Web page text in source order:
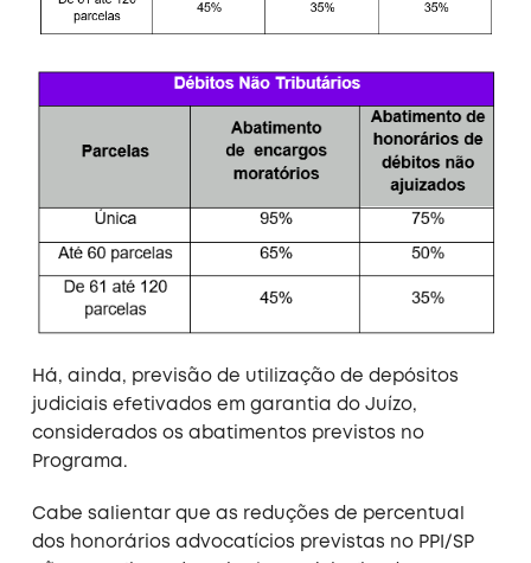
Há, ainda, previsão de utilização de depósitos
judiciais efetivados em garantia do Juízo,
considerados os abatimentos previstos no
Programa.
Cabe salientar que as reduções de percentual
dos honorários advocatícios previstas no PPI/SP